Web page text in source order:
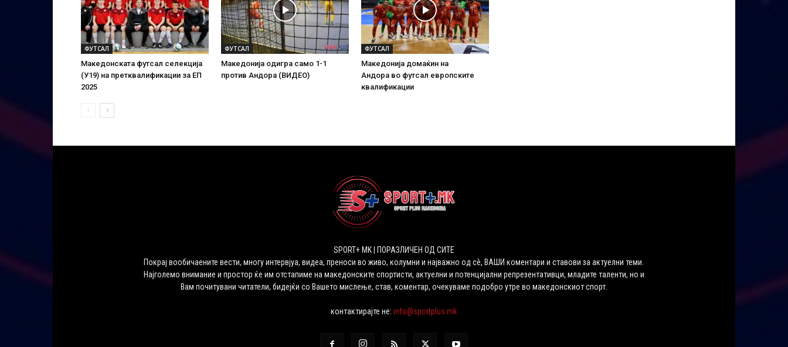
ФУТСАЛ
Македонската футсал селекција
(У19) на претквалификации за ЕП
2025
ФУТСАЛ
Македонија одигра само 1-1
против Андора (ВИДЕО)
ФУТСАЛ
Македонија домаќин на
Андора во футсал европските
квалификации
SPORT+ MK | ПОРАЗЛИЧЕН ОД СИТЕ
Покрај вообичаените вести, многу интервјуа, видеа, преноси во живо, колумни и најважно од сѐ, ВАШИ коментари и ставови за актуелни теми.
Најголемо внимание и простор ќе им отстапиме на македонските спортисти, актуелни и потенцијални репрезентативци, младите таленти, но и
Вам почитувани читатели, бидејќи со Вашето мислење, став, коментар, очекуваме подобро утре во македонскиот спорт.
контактирајте не:info@sportplus.mk